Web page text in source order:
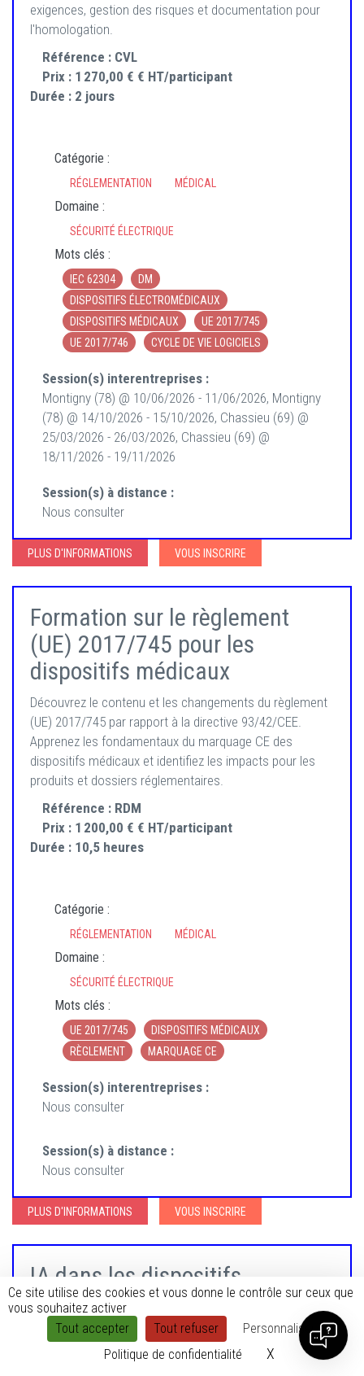
Ce site utilise des cookies et vous donne le contrôle sur ceux que
vous souhaitez activer
Tout accepter
Tout refuser
Personnaliser
Politique de confidentialité
X Masquer le
exigences, gestion des risques et documentation pour
l'homologation.
Référence : CVL
Prix : 1 270,00 € € HT/participant
Durée : 2 jours
Catégorie :
RÉGLEMENTATION MÉDICAL
Domaine :
SÉCURITÉ ÉLECTRIQUE
Mots clés :
IEC 62304
DM
DISPOSITIFS ÉLECTROMÉDICAUX
DISPOSITIFS MÉDICAUX
UE 2017/745
UE 2017/746
CYCLE DE VIE LOGICIELS
Session(s) interentreprises :
Montigny (78) @ 10/06/2026 - 11/06/2026, Montigny
(78) @ 14/10/2026 - 15/10/2026, Chassieu (69) @
25/03/2026 - 26/03/2026, Chassieu (69) @
18/11/2026 - 19/11/2026
Session(s) à distance :
Nous consulter
PLUS D'INFORMATIONS VOUS INSCRIRE
Formation sur le règlement
(UE) 2017/745 pour les
dispositifs médicaux
Découvrez le contenu et les changements du règlement
(UE) 2017/745 par rapport à la directive 93/42/CEE.
Apprenez les fondamentaux du marquage CE des
dispositifs médicaux et identifiez les impacts pour les
produits et dossiers réglementaires.
Référence : RDM
Prix : 1 200,00 € € HT/participant
Durée : 10,5 heures
Catégorie :
RÉGLEMENTATION MÉDICAL
Domaine :
SÉCURITÉ ÉLECTRIQUE
Mots clés :
UE 2017/745
DISPOSITIFS MÉDICAUX
RÈGLEMENT
MARQUAGE CE
Session(s) interentreprises :
Nous consulter
Session(s) à distance :
Nous consulter
PLUS D'INFORMATIONS VOUS INSCRIRE
IA dans les dispositifs
médicaux : propositions
concrètes et applications
Découvrez les bases de l'intelligence artificielle et son